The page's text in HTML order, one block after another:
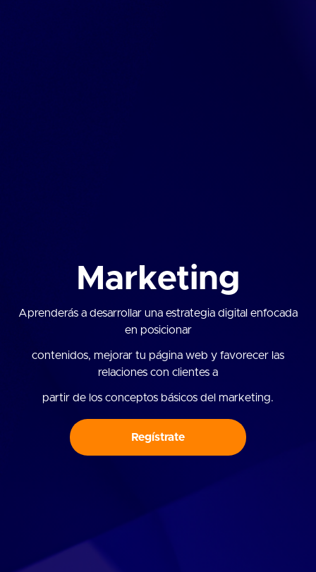
Marketing
Aprenderás a desarrollar una estrategia digital enfocada
en posicionar
contenidos, mejorar tu página web y favorecer las
relaciones con clientes a
partir de los conceptos básicos del marketing.
Regístrate